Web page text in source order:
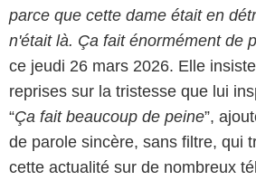
parce que cette dame était en
n'était là. Ça fait énormément de
ce jeudi 26 mars 2026. Elle
reprises sur la tristesse que lui
“Ça fait beaucoup de peine”,
de parole sincère, sans filtre, qui
cette actualité sur de nombreux